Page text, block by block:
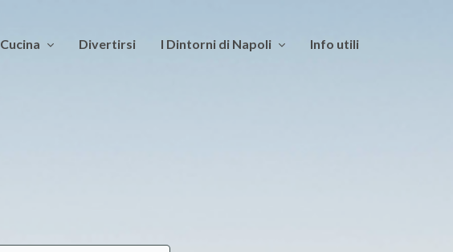
Cucina Divertirsi I Dintorni di Napoli Info utili